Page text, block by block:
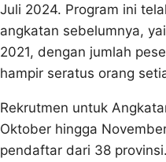
Juli 2024. Program ini
angkatan sebelumnya,
2021, dengan jumlah
hampir seratus orang
Rekrutmen untuk
Oktober hingga
pendaftar dari 38